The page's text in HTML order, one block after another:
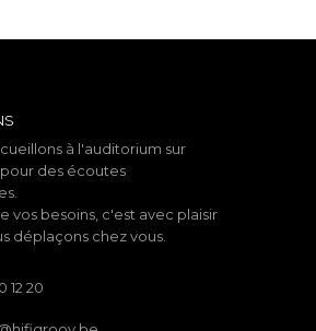
à l'auditorium sur
des écoutes
vos besoins, c'est avec plaisir
déplaçons chez vous.
12 20